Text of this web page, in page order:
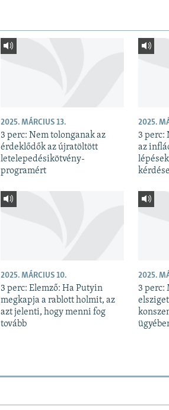
2025. MÁRCIUS 13.
3 perc: Nem tolonganak az
érdeklődők az újratöltött
letelepedésikötvény-
programért
2025.
3 perc:
az
2025. MÁRCIUS 10.
3 perc: Elemző: Ha Putyin
megkapja a rablott holmit, az
azt jelenti, hogy menni fog
tovább
2025.
3 perc: